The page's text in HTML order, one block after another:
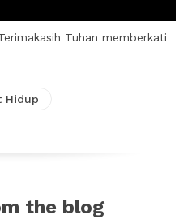
Tuhan memberkati
Hidup
the blog